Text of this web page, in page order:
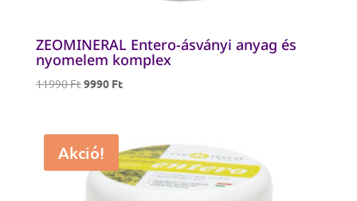
ZEOMINERAL Entero-ásványi anyag és
nyomelem komplex
11990FtOriginal
11990 Ft.
9990 FtCurrent
Akció!